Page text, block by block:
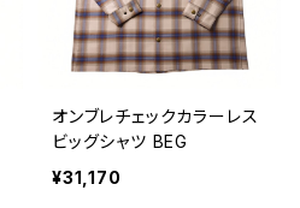
オンブレチェックカラーレス
ビッグシャツ BEG
¥31,170